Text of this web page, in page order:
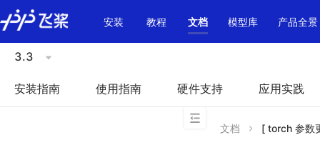
\u200E
安装
教程 文档 模型库 产品全景
3.3
安装指南 使用指南 硬件支持 应用实践
文档 [ torch 参数